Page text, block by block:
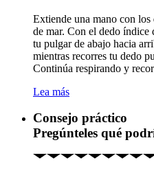
Extiende una mano con los
de mar. Con el dedo índice
tu pulgar de abajo hacia
mientras recorres tu dedo
Continúa respirando y
Lea más
Consejo práctico
Pregúnteles qué